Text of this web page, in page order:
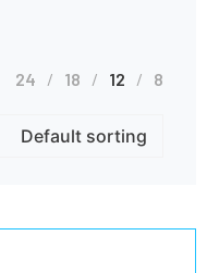
8
12
18
24